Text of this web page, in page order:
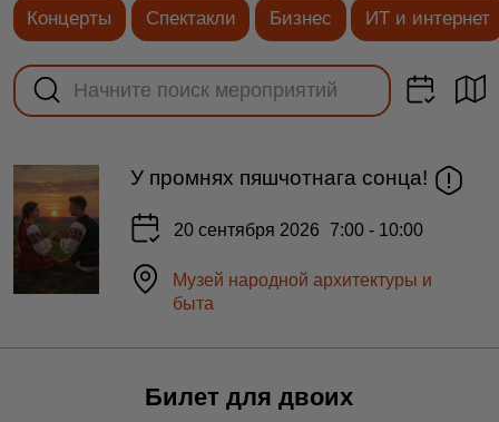
Концерты Спектакли Бизнес ИТ и интернет
У промнях пяшчотнага сонца!
20 сентября 2026 7:00 - 10:00
Музей народной архитектуры и
быта
Билет для двоих